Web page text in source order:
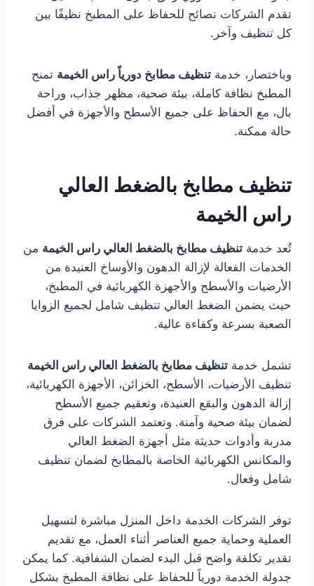
تقدم الشركات نصائح للحفاظ على المطبخ نظيفًا بين
كل تنظيف وآخر.
وباختصار، خدمة تنظيف مطابخ دورياً راس الخيمة تمنح
المطبخ نظافة كاملة، بيئة صحية، مظهر جذاب، وراحة
بال، مع الحفاظ على جميع الأسطح والأجهزة في أفضل
حالة ممكنة.
تنظيف مطابخ بالضغط العالي
راس الخيمة
تُعد خدمة تنظيف مطابخ بالضغط العالي راس الخيمة من
الخدمات الفعالة لإزالة الدهون والأوساخ العنيدة من
الأرضيات والأسطح والأجهزة الكهربائية في المطبخ،
حيث يضمن الضغط العالي تنظيف شامل لجميع الزوايا
الصعبة بسرعة وكفاءة عالية.
تشمل خدمة تنظيف مطابخ بالضغط العالي راس الخيمة
تنظيف الأرضيات، الأسطح، الخزائن، الأجهزة الكهربائية،
إزالة الدهون والبقع العنيدة، وتعقيم جميع الأسطح
لضمان بيئة صحية وآمنة. وتعتمد الشركات على فرق
مدربة وأدوات حديثة مثل أجهزة الضغط العالي
والمكانس الكهربائية الخاصة بالمطابخ لضمان تنظيف
شامل وفعال.
توفر الشركات الخدمة داخل المنزل مباشرة لتسهيل
العملية وحماية جميع العناصر أثناء العمل، مع تقديم
تقدير تكلفة واضح قبل البدء لضمان الشفافية. كما يمكن
جدولة الخدمة دورياً للحفاظ على نظافة المطبخ بشكل